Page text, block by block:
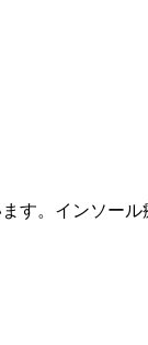
す。インソー